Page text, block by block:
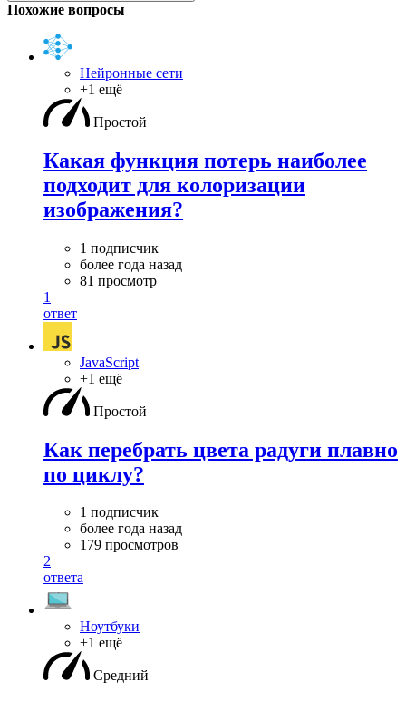
Похожие вопросы
Нейронные сети
+1 ещё
Простой
Какая функция потерь наиболее
подходит для колоризации
изображения?
1 подписчик
более года назад
81 просмотр
1
ответ
JavaScript
+1 ещё
Простой
Как перебрать цвета радуги плавно
по циклу?
1 подписчик
более года назад
179 просмотров
2
ответа
Ноутбуки
+1 ещё
Средний